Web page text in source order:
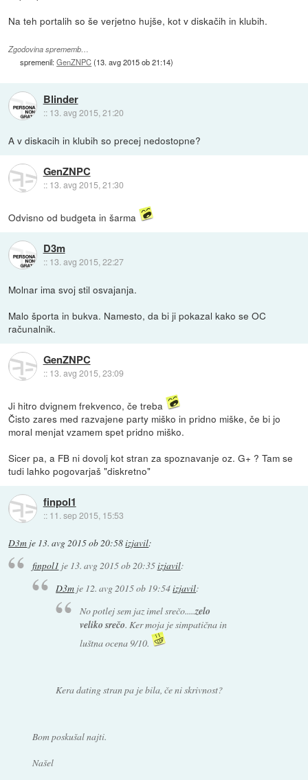
Na teh portalih so še verjetno hujše, kot v diskačih in klubih.
Zgodovina sprememb…
spremenil:GenZNPC(13. avg 2015 ob 21:14)
Blinder
:: 13. avg 2015, 21:20
A v diskacih in klubih so precej nedostopne?
GenZNPC
:: 13. avg 2015, 21:30
Odvisno od budgeta in šarma
D3m
:: 13. avg 2015, 22:27
Molnar ima svoj stil osvajanja.
Malo športa in bukva. Namesto, da bi ji pokazal kako se OC
računalnik.
GenZNPC
:: 13. avg 2015, 23:09
Ji hitro dvignem frekvenco, če treba
Čisto zares med razvajene party miško in pridno miške, če bi jo
moral menjat vzamem spet pridno miško.
Sicer pa, a FB ni dovolj kot stran za spoznavanje oz. G+ ? Tam se
tudi lahko pogovarjaš "diskretno"
finpol1
:: 11. sep 2015, 15:53
D3m je 13. avg 2015 ob 20:58izjavil:
finpol1 je 13. avg 2015 ob 20:35izjavil:
D3m je 12. avg 2015 ob 19:54izjavil:
No potlej sem jaz imel srečo.....zelo
veliko srečo. Ker moja je simpatična in
luštna ocena 9/10.
Kera dating stran pa je bila, če ni skrivnost?
Bom poskušal najti.
Našel